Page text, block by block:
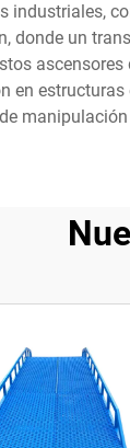
industriales,
donde un